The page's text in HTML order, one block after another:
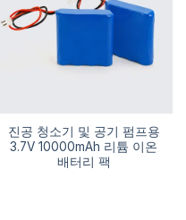
진공 청소기 및 공기 펌프용
3.7V 10000mAh 리튬 이온
배터리 팩